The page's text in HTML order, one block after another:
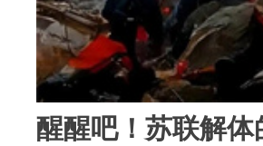
醒醒吧！苏联解